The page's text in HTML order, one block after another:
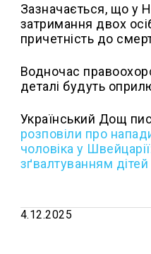
Зазначається, що у
затримання двох
причетність до
Водночас
деталі будуть
Український Дощ
розповіли про
чоловіка у
зґвалтуванням дітей
4.12.2025